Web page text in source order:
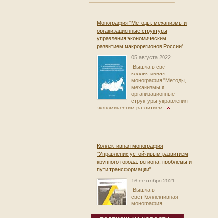
Монография "Методы, механизмы и
организационные структуры
управления экономическим
развитием макрорегионов России"
05 августа 2022
Вышла в свет
коллективная
монография "Методы,
механизмы и
организационные
структуры управления
экономическим развитием...
Коллективная монография
"Управление устойчивым развитием
крупного города, региона: проблемы и
пути трансформации"
16 сентября 2021
Вышла в
свет Коллективная
монография